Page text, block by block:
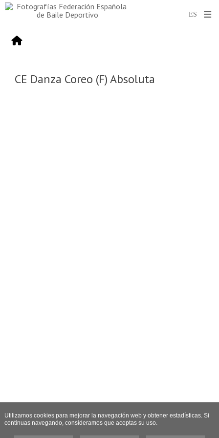
CE Danza Coreo (F) Absoluta
Utilizamos cookies para mejorar la navegación web y obtener estadísticas. Si
continuas navegando, consideramos que aceptas su uso.